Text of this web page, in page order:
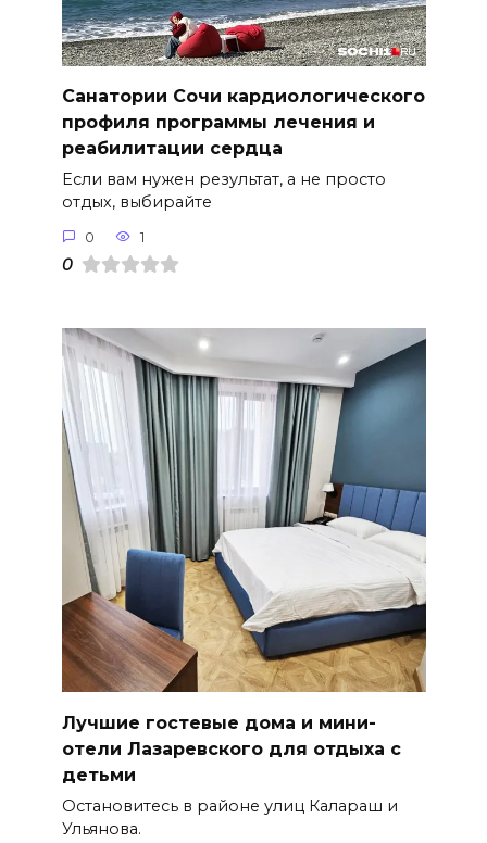
Санатории Сочи кардиологического
профиля программы лечения и
реабилитации сердца
Если вам нужен результат, а не просто
отдых, выбирайте
0 1
0
Лучшие гостевые дома и мини-
отели Лазаревского для отдыха с
детьми
Остановитесь в районе улиц Калараш и
Ульянова.